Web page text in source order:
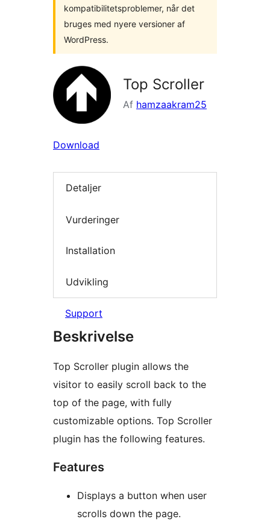
kompatibilitetsproblemer, når det
bruges med nyere versioner af
WordPress.
Top Scroller
Af hamzaakram25
Download
Detaljer
Vurderinger
Installation
Udvikling
Support
Beskrivelse
Top Scroller plugin allows the
visitor to easily scroll back to the
top of the page, with fully
customizable options. Top Scroller
plugin has the following features.
Features
Displays a button when user
scrolls down the page.